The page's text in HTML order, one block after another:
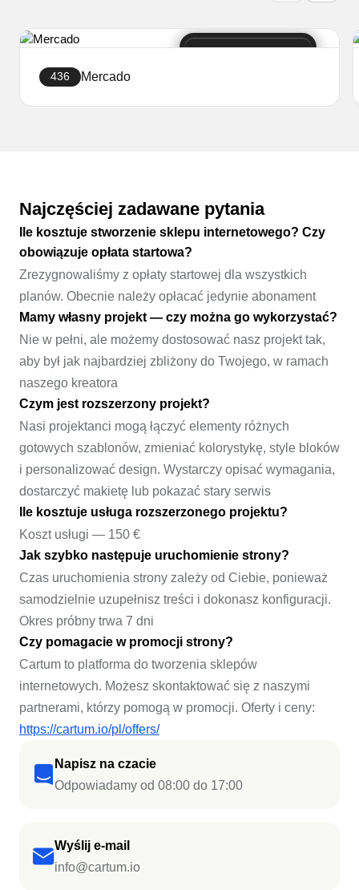
436 Mercado
Napisz na czacie
Odpowiadamy od 08:00 do 17:00
Wyślij e-mail
info@cartum.io
Najczęściej zadawane pytania
Ile kosztuje stworzenie sklepu internetowego? Czy
obowiązuje opłata startowa?
Zrezygnowaliśmy z opłaty startowej dla wszystkich
planów. Obecnie należy opłacać jedynie abonament
Mamy własny projekt — czy można go wykorzystać?
Nie w pełni, ale możemy dostosować nasz projekt tak,
aby był jak najbardziej zbliżony do Twojego, w ramach
naszego kreatora
Czym jest rozszerzony projekt?
Nasi projektanci mogą łączyć elementy różnych
gotowych szablonów, zmieniać kolorystykę, style bloków
i personalizować design. Wystarczy opisać wymagania,
dostarczyć makietę lub pokazać stary serwis
Ile kosztuje usługa rozszerzonego projektu?
Koszt usługi — 150 €
Jak szybko następuje uruchomienie strony?
Czas uruchomienia strony zależy od Ciebie, ponieważ
samodzielnie uzupełnisz treści i dokonasz konfiguracji.
Okres próbny trwa 7 dni
Czy pomagacie w promocji strony?
Cartum to platforma do tworzenia sklepów
internetowych. Możesz skontaktować się z naszymi
partnerami, którzy pomogą w promocji. Oferty i ceny:
https://cartum.io/pl/offers/